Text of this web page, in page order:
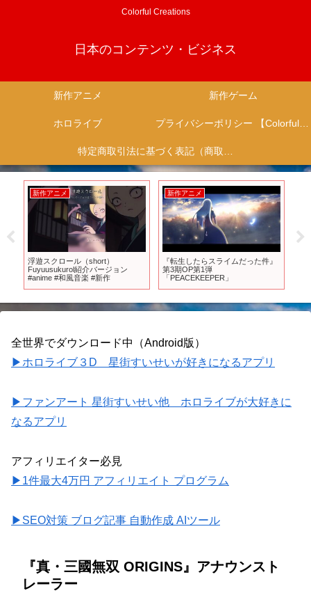
Colorful Creations
日本のコンテンツ・ビジネス
新作アニメ 新作ゲーム
ホロライブ プライバシーポリシー 【Colorful Creation】
特定商取引法に基づく表記（商取引に関する開示）
新作アニメ
浮遊スクロール（short）
Fuyuusukurol紹介バージョン
#anime #和風音楽 #新作
新作アニメ
『転生したらスライムだった件』
第3期OP第1弾
「PEACEKEEPER」
全世界でダウンロード中（Android版）
▶ホロライブ３D 星街すいせいが好きになるアプリ
▶ファンアート 星街すいせい他 ホロライブが大好きに
なるアプリ
アフィリエイター必見
▶1件最大4万円 アフィリエイト プログラム
▶SEO対策 ブログ記事 自動作成 AIツール
『真・三國無双 ORIGINS』アナウンスト
レーラー